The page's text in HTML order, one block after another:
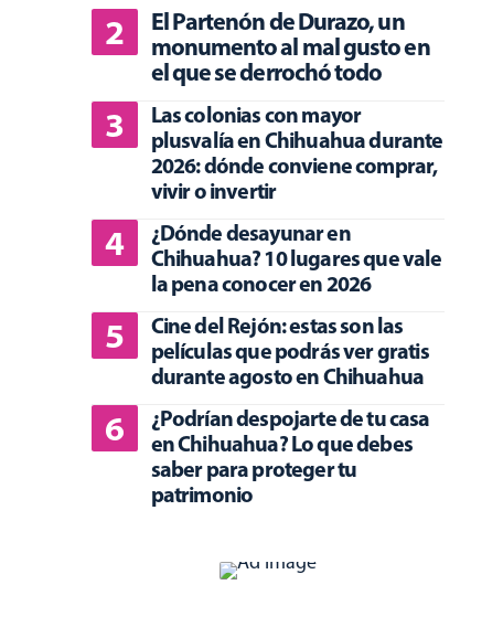
El Partenón de Durazo, un
monumento al mal gusto en
el que se derrochó todo
Las colonias con mayor
plusvalía en Chihuahua durante
2026: dónde conviene comprar,
vivir o invertir
¿Dónde desayunar en
Chihuahua? 10 lugares que vale
la pena conocer en 2026
Cine del Rejón: estas son las
películas que podrás ver gratis
durante agosto en Chihuahua
¿Podrían despojarte de tu casa
en Chihuahua? Lo que debes
saber para proteger tu
patrimonio